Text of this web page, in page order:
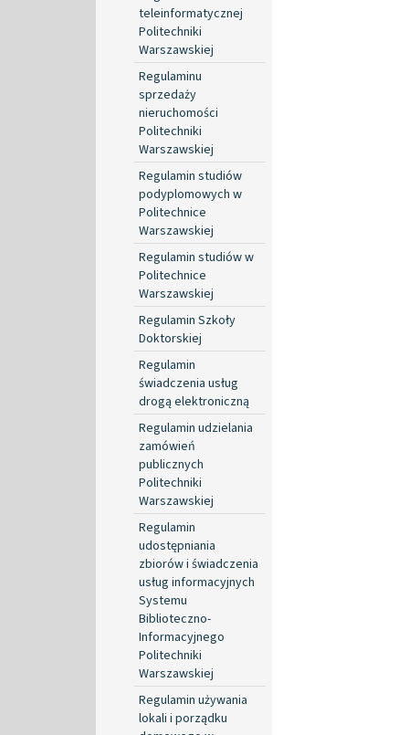
teleinformatycznej
Politechniki
Warszawskiej
Regulaminu
sprzedaży
nieruchomości
Politechniki
Warszawskiej
Regulamin studiów
podyplomowych w
Politechnice
Warszawskiej
Regulamin studiów w
Politechnice
Warszawskiej
Regulamin Szkoły
Doktorskiej
Regulamin
świadczenia usług
drogą elektroniczną
Regulamin udzielania
zamówień
publicznych
Politechniki
Warszawskiej
Regulamin
udostępniania
zbiorów i świadczenia
usług informacyjnych
Systemu
Biblioteczno-
Informacyjnego
Politechniki
Warszawskiej
Regulamin używania
lokali i porządku